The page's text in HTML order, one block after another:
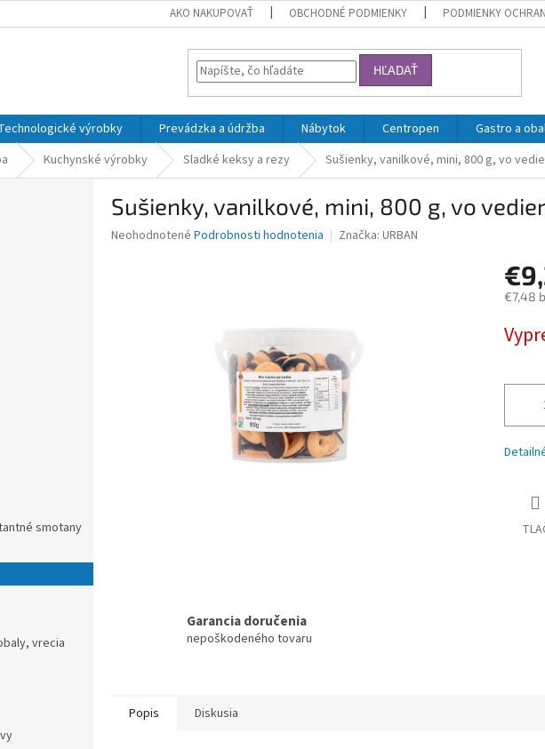
AKO NAKUPOVAŤ OBCHODNÉ PODMIENKY PODMIENKY
HĽADAŤ
výrobky Prevádzka a údržba Nábytok Centropen Gastro a
Kuchynské výrobky Sladké keksy a rezy Sušienky, vanilkové, mini, 800 g, vo
smotany
vrecia
Sušienky, vanilkové, mini, 800 g, vo
Priemerné
Neohodnotené Podrobnosti hodnotenia Značka: URBAN
€7,48
cena:
Garancia doručenia
nepoškodeného tovaru
Popis Diskusia